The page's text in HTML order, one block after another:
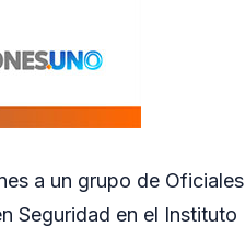
a un grupo de Oficiales
Seguridad en el Instituto